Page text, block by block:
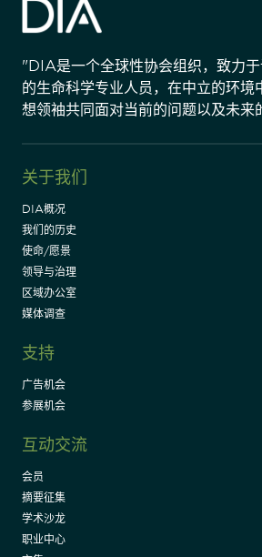
"DIA是一个全球性协会组织，致力
的生命科学专业人员，在中立的环境
想领袖共同面对当前的问题以及未来
关于我们
DIA概况
我们的历史
使命/愿景
领导与治理
区域办公室
媒体调查
支持
广告机会
参展机会
互动交流
会员
摘要征集
学术沙龙
职业中心